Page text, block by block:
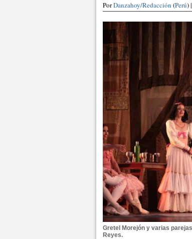
PorDanzahoy/Redacción (Perú)
Gretel Morejón y varias
Reyes.